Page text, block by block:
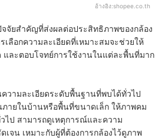
อ้างอิง:shopee.co.th
จัยสำคัญที่ส่งผลต่อประสิทธิภาพของกล้อง
เลือกความละเอียดที่เหมาะสมจะช่วยให้
และตอบโจทย์การใช้งานในแต่ละพื้นที่มาก
ความละเอียดระดับพื้นฐานที่พบได้ทั่วไป
ภายในบ้านหรือพื้นที่ขนาดเล็ก ให้ภาพคม
ไป สามารถดูเหตุการณ์และความ
เจน เหมาะกับผู้ที่ต้องการกล้องไว้ดูภาพ